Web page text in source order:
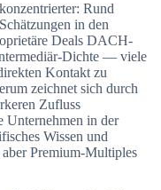
Rund
in den
Deals DACH-
Dichte — viele
Kontakt zu
zeichnet sich durch
Zufluss
Unternehmen in der
Wissen und
Premium-Multiples